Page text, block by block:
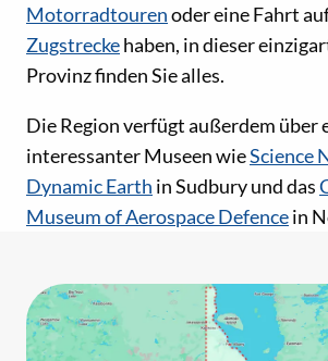
Motorradtourenoder eine Fahrt
Zugstreckehaben, in dieser
Provinz finden Sie alles.
Die Region verfügt außerdem über
interessanter Museen wieScience
Dynamic Earth in Sudbury und das
Museum of Aerospace Defencein